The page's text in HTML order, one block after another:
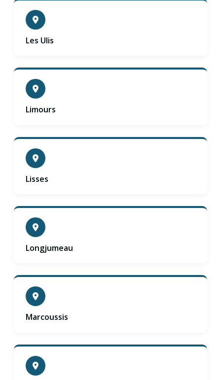
Les Ulis
Limours
Lisses
Longjumeau
Marcoussis